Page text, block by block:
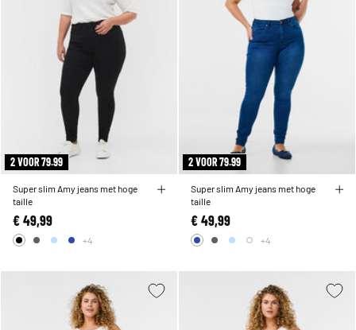
2 VOOR 79.99
Super slim Amy jeans met hoge
taille
€ 49,99
+4
2 VOOR 79.99
Super slim Amy jeans met hoge
taille
€ 49,99
+4